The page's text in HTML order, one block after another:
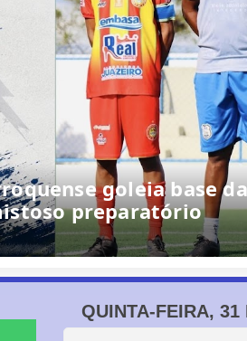
goleia base
preparatório
QUINTA-FEIRA,